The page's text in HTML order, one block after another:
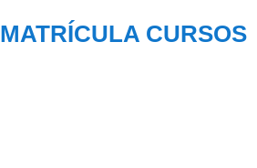
MATRÍCULA CURSOS